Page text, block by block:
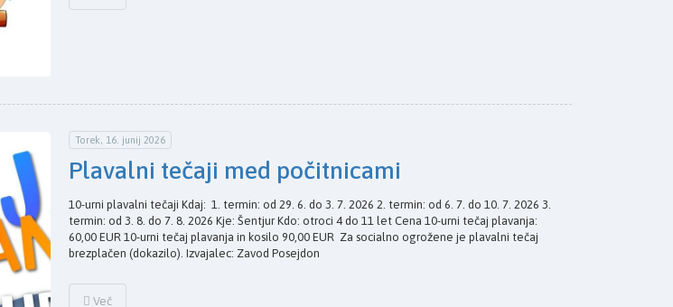
Torek, 16. junij 2026
Plavalni tečaji med počitnicami
10-urni plavalni tečaji Kdaj: 1. termin: od 29. 6. do 3. 7. 2026 2. termin: od 6. 7. do 10. 7. 2026 3.
termin: od 3. 8. do 7. 8. 2026 Kje: Šentjur Kdo: otroci 4 do 11 let Cena 10-urni tečaj plavanja:
60,00 EUR 10-urni tečaj plavanja in kosilo 90,00 EUR Za socialno ogrožene je plavalni tečaj
brezplačen (dokazilo). Izvajalec: Zavod Posejdon
Več